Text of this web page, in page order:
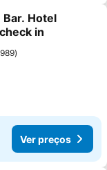
favoritos
Hotel
in
989
Ver preços